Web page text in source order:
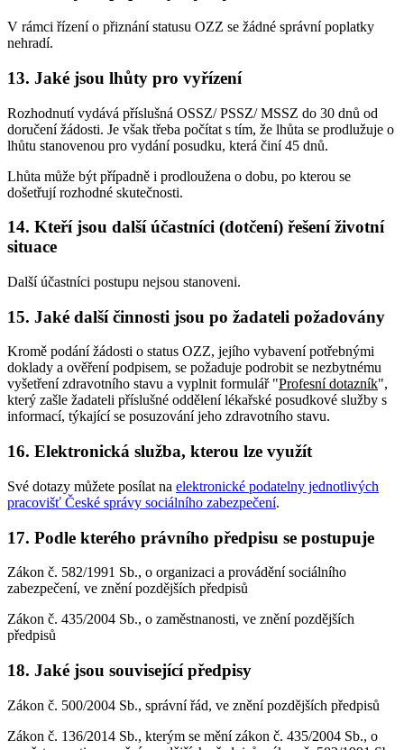
V rámci řízení o přiznání statusu OZZ se žádné správní poplatky
nehradí.
13. Jaké jsou lhůty pro vyřízení
Rozhodnutí vydává příslušná OSSZ/ PSSZ/ MSSZ do 30 dnů od
doručení žádosti. Je však třeba počítat s tím, že lhůta se prodlužuje o
lhůtu stanovenou pro vydání posudku, která činí 45 dnů.
Lhůta může být případně i prodloužena o dobu, po kterou se
došetřují rozhodné skutečnosti.
14. Kteří jsou další účastníci (dotčení) řešení životní
situace
Další účastníci postupu nejsou stanoveni.
15. Jaké další činnosti jsou po žadateli požadovány
Kromě podání žádosti o status OZZ, jejího vybavení potřebnými
doklady a ověření podpisem, se požaduje podrobit se nezbytnému
vyšetření zdravotního stavu a vyplnit formulář "Profesní dotazník",
který zašle žadateli příslušné oddělení lékařské posudkové služby s
informací, týkající se posuzování jeho zdravotního stavu.
16. Elektronická služba, kterou lze využít
Své dotazy můžete posílat na elektronické podatelny jednotlivých
pracovišť České správy sociálního zabezpečení.
17. Podle kterého právního předpisu se postupuje
Zákon č. 582/1991 Sb., o organizaci a provádění sociálního
zabezpečení, ve znění pozdějších předpisů
Zákon č. 435/2004 Sb., o zaměstnanosti, ve znění pozdějších
předpisů
18. Jaké jsou související předpisy
Zákon č. 500/2004 Sb., správní řád, ve znění pozdějších předpisů
Zákon č. 136/2014 Sb., kterým se mění zákon č. 435/2004 Sb., o